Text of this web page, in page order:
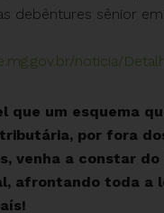
debêntures sênior
noticia/
que um esquema
por fora
venha a constar
afrontando toda a